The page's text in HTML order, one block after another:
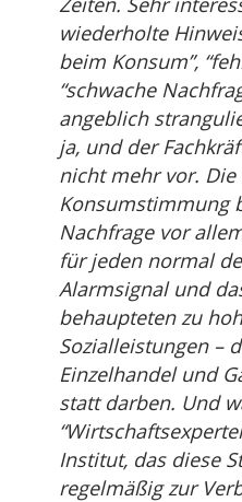
wiederholte
beim Konsum”,
“schwache
angeblich
ja, und der
nicht mehr vor. Die
Konsumstimmung
Nachfrage vor
für jeden normal
Alarmsignal und
behaupteten zu
Sozialleistungen –
Einzelhandel und
statt darben. Und
Institut, das diese
regelmäßig zur